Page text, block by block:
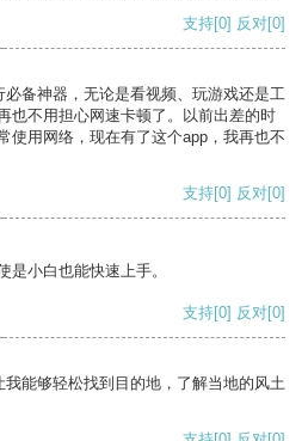
支持[0] 反对[0]
备神器，无论是看视频、玩游戏还是工
也不用担心网速卡顿了。以前出差的时
使用网络，现在有了这个app，我再也不
支持[0] 反对[0]
是小白也能快速上手。
支持[0] 反对[0]
能够轻松找到目的地，了解当地的风土